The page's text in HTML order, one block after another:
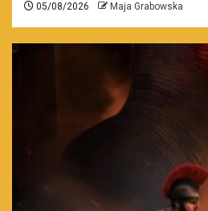
05/08/2026 Maja Grabowska